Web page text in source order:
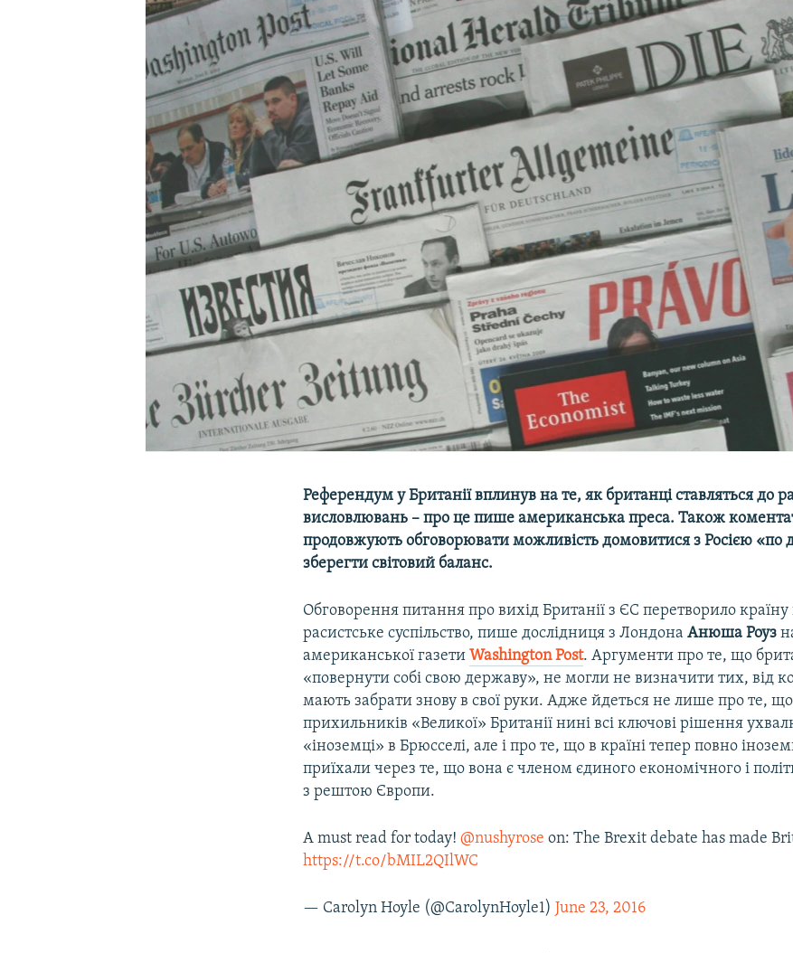
УКРАЇНСЬКА ПРОБЛЕМА КРИМУ
Референдум у Британії вплинув на те, як британці ставляться до
висловлювань – про це пише американська преса. Також
продовжують обговорювати можливість домовитися з Росією «по
зберегти світовий баланс.
Обговорення питання про вихід Британії з ЄС перетворило
расистське суспільство, пише дослідниця з ЛондонаАнюша Роуз
американської газетиWashington Post. Аргументи про те, що
«повернути собі свою державу», не могли не визначити тих, від
мають забрати знову в свої руки. Адже йдеться не лише про те, що
прихильників «Великої» Британії нині всі ключові рішення
«іноземці» в Брюсселі, але і про те, що в країні тепер повно
приїхали через те, що вона є членом єдиного економічного і
з рештою Європи.
A must read for today!@nushyrose on: The Brexit debate has made
https://t.co/bMIL2QIlWC
— Carolyn Hoyle (@CarolynHoyle1)June 23, 2016